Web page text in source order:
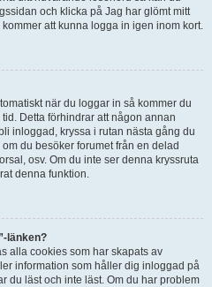
och klicka på Jag har glömt mitt
att kunna logga in igen inom kort.
när du loggar in så kommer du
Detta förhindrar att någon annan
inloggad, kryssa i rutan nästa gång du
du besöker forumet från en delad
osv. Om du inte ser denna kryssruta
denna funktion.
länken?
alla cookies som har skapats av
information som håller dig inloggad på
du läst och inte läst. Om du har problem